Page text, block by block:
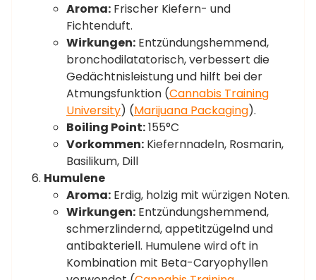
Aroma: Frischer Kiefern- und
Fichtenduft.
Wirkungen: Entzündungshemmend,
bronchodilatatorisch, verbessert die
Gedächtnisleistung und hilft bei der
Atmungsfunktion​ (Cannabis Training
University)​​ (Marijuana Packaging)​.
Boiling Point:155°C
Vorkommen: Kiefernnadeln, Rosmarin,
Basilikum, Dill
Humulene
Aroma: Erdig, holzig mit würzigen Noten.
Wirkungen: Entzündungshemmend,
schmerzlindernd, appetitzügelnd und
antibakteriell. Humulene wird oft in
Kombination mit Beta-Caryophyllen